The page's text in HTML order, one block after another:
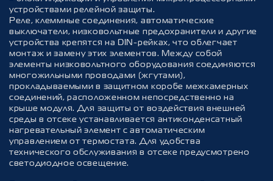
устройствами релейной защиты.
Реле, клеммные соединения, автоматические
выключатели, низковольтные предохранители и другие
устройства крепятся на DIN-рейках, что облегчает
монтаж и замену этих элементов. Между собой
элементы низковольтного оборудования соединяются
многожильными проводами (жгутами),
прокладываемыми в защитном коробе межкамерных
соединений, расположенном непосредственно на
крыше модуля. Для защиты от воздействия внешней
среды в отсеке устанавливается антиконденсатный
нагревательный элемент с автоматическим
управлением от термостата. Для удобства
технического обслуживания в отсеке предусмотрено
светодиодное освещение.